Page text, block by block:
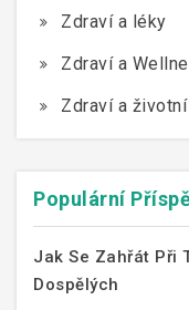
Zdraví a léky
Zdraví a
Zdraví a
Populární
Jak Se Zahřát Při
Dospělých